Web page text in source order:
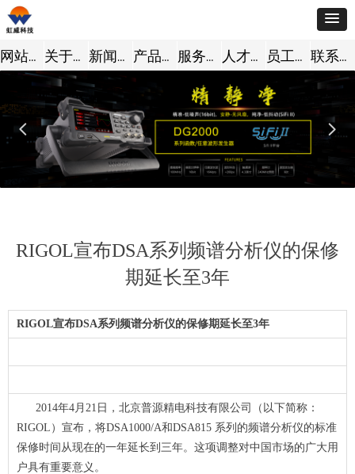
网站首页 关于我们 新闻动态 产品中心 服务支持 人才招聘 员工风采 联系我们
넳 넲
RIGOL宣布DSA系列频谱分析仪的保修
期延长至3年
RIGOL宣布DSA系列频谱分析仪的保修期延长至3年
2014年4月21日，北京普源精电科技有限公司（以下简称：
RIGOL）宣布，将DSA1000/A和DSA815 系列的频谱分析仪的标准
保修时间从现在的一年延长到三年。这项调整对中国市场的广大用
户具有重要意义。